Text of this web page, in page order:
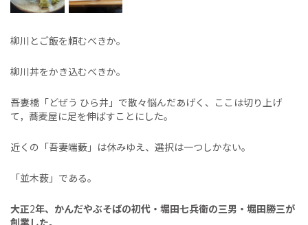
柳川とご飯を頼むべきか。
柳川丼をかき込むべきか。
吾妻橋「どぜう ひら井」で散々悩んだあげく、ここは切り上げ
て，蕎麦屋に足を伸ばすことにした。
近くの「吾妻端藪」は休みゆえ、選択は一つしかない。
「並木薮」である。
大正2年、かんだやぶそばの初代・堀田七兵衛の三男・堀田勝三が
創業した。